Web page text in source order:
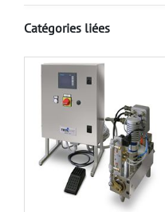
Catégories liées